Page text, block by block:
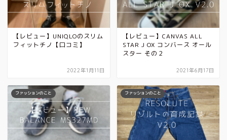
【レビュー】UNIQLOのスリム
フィットチノ【口コミ】
2022年1月11日
【レビュー】CANVAS ALL
STAR J OX コンバース オール
スター その２
2021年6月17日
ファッションのこと ファッションのこと